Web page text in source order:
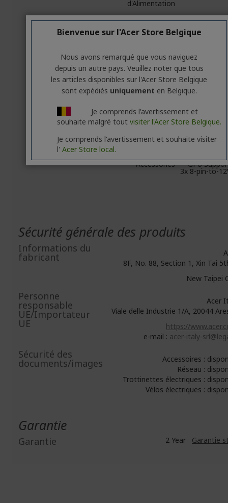
d'Alimentation
DirectX
12
Refroidissement
Largeur ( Equerre
)
SLI
Système(s)
d'Exploitation
Compatible(s)
Windows 11
bit, v1809
2018
Longueur
306.8mm x
x 58.5mm
Accessories
GPU
3x 8-pin-to-
Sécurité générale des produits
Informations du
fabricant
8F, No. 88, Section 1, Xin Tai
New Taipei
Personne
responsable
UE/Importateur
UE
Acer
Viale delle Industrie 1/A, 20044
https://
e-mail : acer-italy-
Sécurité des
documents/images
Accessoires :
Réseau :
Trottinettes électriques :
Vélos électriques :
Garantie
Garantie 2 Year Garantie
Bienvenue sur l'Acer Store Belgique
Nous avons remarqué que vous naviguez
depuis un autre pays. Veuillez noter que tous
les articles disponibles sur l'Acer Store Belgique
sont expédiés uniquement en Belgique.
Je comprends l'avertissement et
souhaite malgré tout visiter l'Acer Store Belgique.
Je comprends l'avertissement et souhaite visiter
l' Acer Store local.